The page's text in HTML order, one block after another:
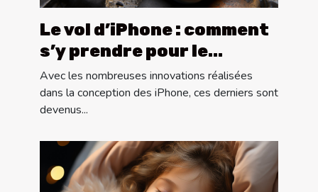
Le vol d’iPhone : comment
s’y prendre pour le
récupérer ?
Avec les nombreuses innovations réalisées
dans la conception des iPhone, ces derniers sont
devenus...